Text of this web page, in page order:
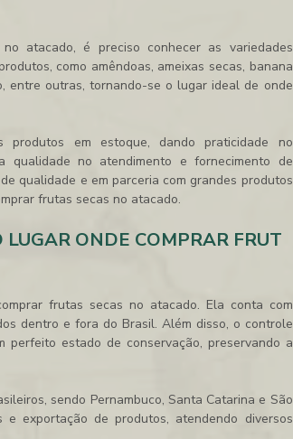
atacado, é preciso conhecer as variedades
como amêndoas, ameixas secas, banana
entre outras, tornando-se o lugar ideal de onde
em estoque, dando praticidade no
qualidade no atendimento e fornecimento de
qualidade e em parceria com grandes produtos
frutas secas no atacado.
ONDE COMPRAR FRUT
frutas secas no atacado. Ela conta com
dentro e fora do Brasil. Além disso, o controle
estado de conservação, preservando a
sendo Pernambuco, Santa Catarina e São
exportação de produtos, atendendo diversos